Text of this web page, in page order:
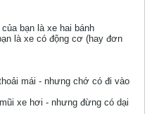
bạn là xe hai bánh
là xe có động cơ (hay đơn
mái - nhưng chớ có đi vào
xe hơi - nhưng đừng có dại